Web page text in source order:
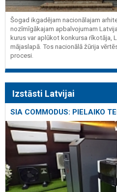
Šogad ikgadējam nacionālajam
nozīmīgākajam apbalvojumam
kurus var aplūkot konkursa rīkotāja,
mājaslapā. Tos nacionālā žūrija
procesi.
Izstāsti Latvijai
SIA COMMODUS: PIELAIKO